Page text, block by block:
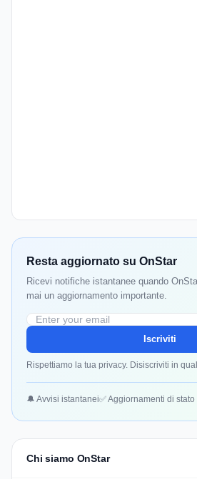
Resta aggiornato su OnStar
Ricevi notifiche istantanee quando
mai un aggiornamento importante.
Iscriviti
Rispettiamo la tua privacy. Disiscriviti in
🔔 Avvisi istantanei✅ Aggiornamenti di stato
Chi siamo OnStar